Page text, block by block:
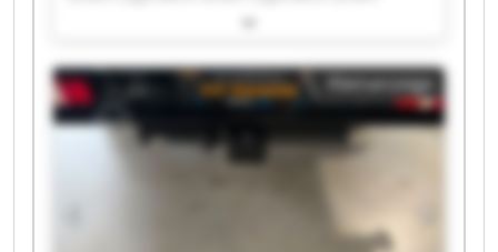
Lagerwerk GmbH Lagerwerk GmbH Lagerwerk
Lagerwerk GmbH Lagerwerk GmbH Lagerwerk
GmbH Lagerwerk GmbH Lagerwerk GmbH
Lagerwerk GmbH Lagerwerk GmbH Lagerwerk
GmbH Lagerwerk GmbH Lagerwerk GmbH
Kleinanzeige